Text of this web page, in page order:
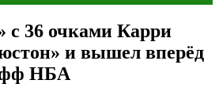
с 36 очками Карри
и вышел вперёд
НБА